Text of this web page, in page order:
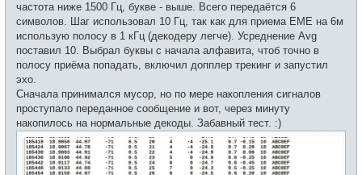
частота ниже 1500 Гц, букве - выше. Всего передаётся 6
символов. Шаг использовал 10 Гц, так как для приема EME на 6м
использую полосу в 1 кГц (декодеру легче). Усреднение Avg
поставил 10. Выбрал буквы с начала алфавита, чтоб точно в
полосу приёма попадать, включил допплер трекинг и запустил
эхо.
Сначала принимался мусор, но по мере накопления сигналов
проступало переданное сообщение и вот, через минуту
накопилось на нормальные декоды. Забавный тест. :)